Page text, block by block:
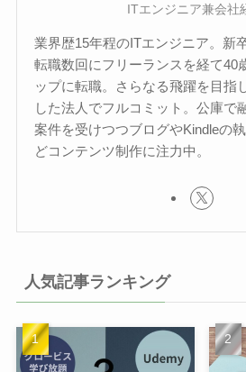
ITエンジニア兼会社
業界歴15年程のITエンジニア。新
転職数回にフリーランスを経て40
ップに転職。さらなる飛躍を目指
した法人でフルコミット。公庫で
案件を受けつつブログやKindleの
どコンテンツ制作に注力中。
人気記事ランキング